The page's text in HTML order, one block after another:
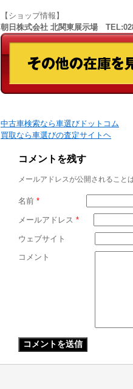
【ショップ情報】
朝日株式会社 北関東展示場
中古車検索なら車選びドットコム
買取なら車選びの査定サイトヘ
コメントを残す
メールアドレスが公開されること
名前 *
メールアドレス *
ウェブサイト
コメント